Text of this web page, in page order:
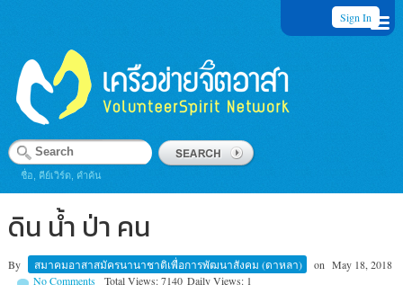
Sign In
ชื่อ, คีย์เวิร์ด, คำค้น
ดิน น้ำ ป่า คน
By สมาคมอาสาสมัครนานาชาติเพื่อการพัฒนาสังคม (ดาหลา) on May 18, 2018
Total Views: 7140 Daily Views: 1
No Comments